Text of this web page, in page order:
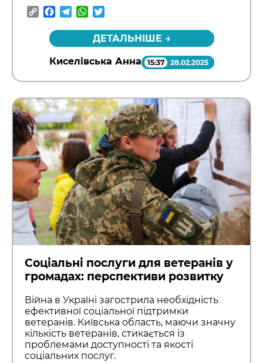
CopyFacebook
TelegramWhatsApp
ДЕТАЛЬНІШЕ →
Киселівська Анна 15:37 28.02.2025
Соціальні послуги для ветеранів у
громадах: перспективи розвитку
Війна в Україні загострила необхідність
ефективної соціальної підтримки
ветеранів. Київська область, маючи значну
кількість ветеранів, стикається із
проблемами доступності та якості
соціальних послуг.